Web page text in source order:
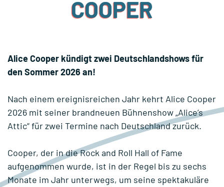
COOPER
Alice Cooper kündigt zwei Deutschlandshows für
den Sommer 2026 an!
Nach einem ereignisreichen Jahr kehrt Alice Cooper
2026 mit seiner brandneuen Bühnenshow „Alice’s
Attic“ für zwei Termine nach Deutschland zurück.
Cooper, der in die Rock and Roll Hall of Fame
aufgenommen wurde, ist in der Regel bis zu sechs
Monate im Jahr unterwegs, um seine spektakuläre